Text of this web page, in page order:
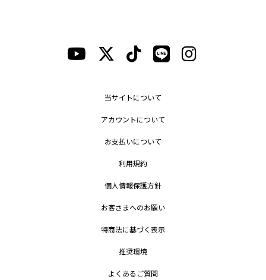
当サイトについて
アカウントについて
お支払いについて
利用規約
個人情報保護方針
お客さまへのお願い
特商法に基づく表示
推奨環境
よくあるご質問